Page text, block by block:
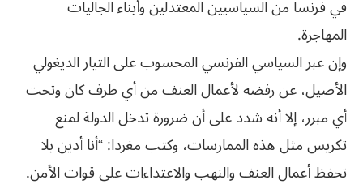
في فرنسا من السياسيين المعتدلين وأبناء الجاليات
المهاجرة.
وإن عبر السياسي الفرنسي المحسوب على التيار الديغولي
الأصيل، عن رفضه لأعمال العنف من أي طرف كان وتحت
أي مبرر، إلا أنه شدد على أن ضرورة تدخل الدولة لمنع
تكريس مثل هذه الممارسات، وكتب مغردا: “أنا أدين بلا
تحفظ أعمال العنف والنهب والاعتداءات على قوات الأمن.